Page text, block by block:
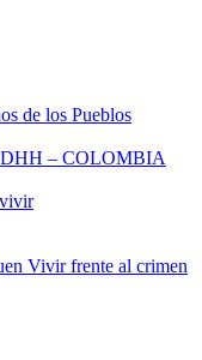
de los Pueblos
– COLOMBIA
Vivir frente al crimen